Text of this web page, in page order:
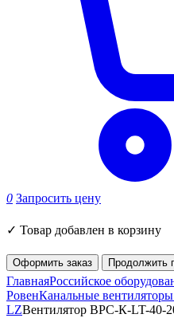
0 Запросить цену
✓ Товар добавлен в корзину
Оформить заказ Продолжить
ГлавнаяРоссийское
РовенКанальные
LZВентилятор ВРС-К-LT-40-